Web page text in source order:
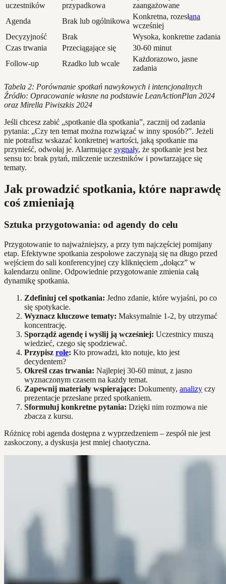
uczestników
przypadkowa
zaangażowane
Agenda
Brak lub ogólnikowa
Konkretna, rozesłana
wcześniej
Decyzyjność
Brak
Wysoka, konkretne zadania
Czas trwania
Przeciągające się
30-60 minut
Follow-up
Rzadko lub wcale
Każdorazowo, jasne
zadania
Tabela 2: Porównanie spotkań nawykowych i intencjonalnych
Źródło: Opracowanie własne na podstawie LeanActionPlan 2024
oraz Mirella Piwiszkis 2024
Jeśli chcesz zabić „spotkanie dla spotkania”, zacznij od zadania
pytania: „Czy ten temat można rozwiązać w inny sposób?”. Jeżeli
nie potrafisz wskazać konkretnej wartości, jaką spotkanie ma
przynieść, odwołaj je. Alarmujące sygnały, że spotkanie jest bez
sensu to: brak pytań, milczenie uczestników i powtarzające się
tematy.
Jak prowadzić spotkania, które naprawdę
coś zmieniają
Sztuka przygotowania: od agendy do celu
Przygotowanie to najważniejszy, a przy tym najczęściej pomijany
etap. Efektywne spotkania zespołowe zaczynają się na długo przed
wejściem do sali konferencyjnej czy kliknięciem „dołącz” w
kalendarzu online. Odpowiednie przygotowanie zmienia całą
dynamikę spotkania.
Zdefiniuj cel spotkania: Jedno zdanie, które wyjaśni, po co
się spotykacie.
Wyznacz kluczowe tematy: Maksymalnie 1-2, by utrzymać
koncentrację.
Sporządź agendę i wyślij ją wcześniej: Uczestnicy muszą
wiedzieć, czego się spodziewać.
Przypisz role: Kto prowadzi, kto notuje, kto jest
decydentem?
Określ czas trwania: Najlepiej 30-60 minut, z jasno
wyznaczonym czasem na każdy temat.
Zapewnij materiały wspierające: Dokumenty, analizy czy
prezentacje przesłane przed spotkaniem.
Sformułuj konkretne pytania: Dzięki nim rozmowa nie
zbacza z kursu.
Różnicę robi agenda dostępna z wyprzedzeniem – zespół nie jest
zaskoczony, a dyskusja jest mniej chaotyczna.